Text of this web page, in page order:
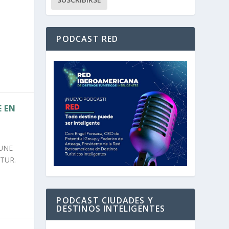
EN
PODCAST RED
PODCAST CIUDADES Y
DESTINOS INTELIGENTES